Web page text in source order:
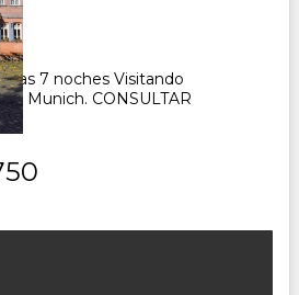
7 noches Visitando
Munich. CONSULTAR